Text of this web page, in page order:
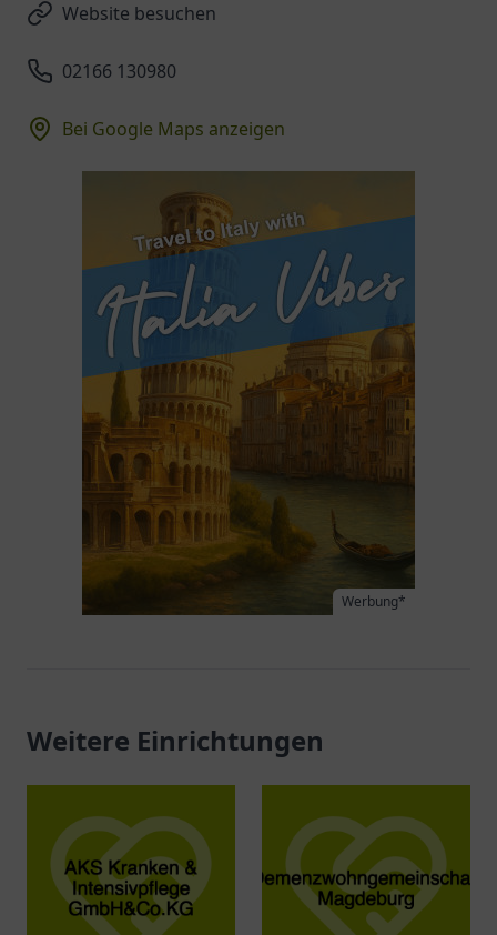
Website besuchen
02166 130980
Bei Google Maps anzeigen
Werbung*
Weitere Einrichtungen